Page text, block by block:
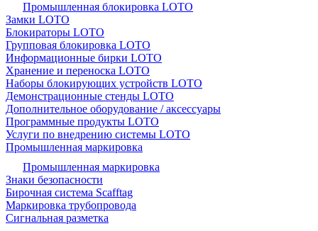
Промышленная блокировка LOTO
Замки LOTO
Блокираторы LOTO
Групповая блокировка LOTO
Информационные бирки LOTO
Хранение и переноска LOTO
Наборы блокирующих устройств LOTO
Демонстрационные стенды LOTO
Дополнительное оборудование / аксессуары
Программные продукты LOTO
Услуги по внедрению системы LOTO
Промышленная маркировка
Промышленная маркировка
Знаки безопасности
Бирочная система Scafftag
Маркировка трубопровода
Сигнальная разметка